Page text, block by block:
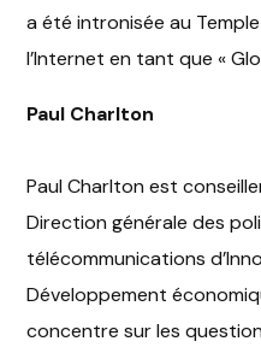
a été intronisée au
l’Internet en tant que «
Paul Charlton
Paul Charlton est
Direction générale des
télécommunications
Développement
concentre sur les